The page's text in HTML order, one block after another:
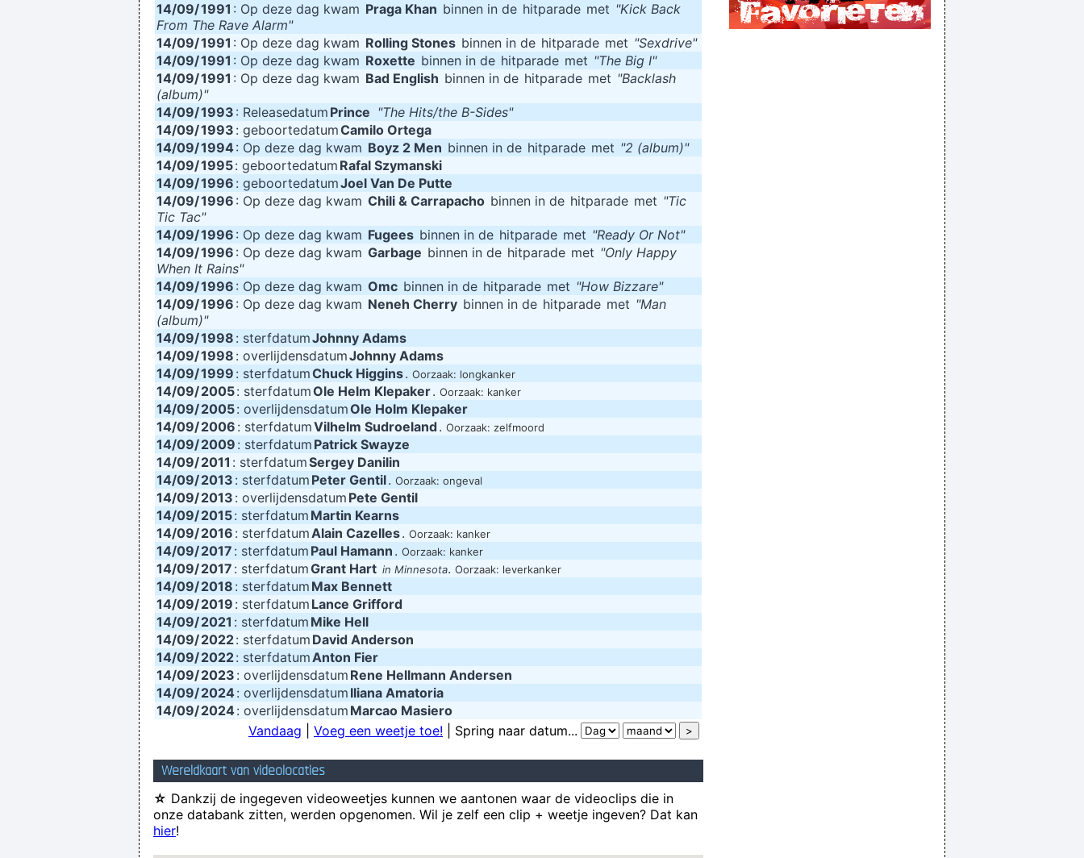
14/09/1991 : Op deze dag kwam Praga Khan binnen in de hitparade met "Kick Back
From The Rave Alarm"
14/09/1991 : Op deze dag kwam Rolling Stones binnen in de hitparade met "Sexdrive"
14/09/1991 : Op deze dag kwam Roxette binnen in de hitparade met "The Big I"
14/09/1991 : Op deze dag kwam Bad English binnen in de hitparade met "Backlash
(album)"
14/09/1993 : Releasedatum Prince "The Hits/the B-Sides"
14/09/1993 : geboortedatumCamilo Ortega
14/09/1994 : Op deze dag kwam Boyz 2 Men binnen in de hitparade met "2 (album)"
14/09/1995: geboortedatum Rafal Szymanski
14/09/1996 : geboortedatumJoel Van De Putte
14/09/1996 : Op deze dag kwam Chili & Carrapacho binnen in de hitparade met "Tic
Tic Tac"
14/09/1996 : Op deze dag kwam Fugees binnen in de hitparade met "Ready Or Not"
14/09/1996 : Op deze dag kwam Garbage binnen in de hitparade met "Only Happy
When It Rains"
14/09/1996 : Op deze dag kwam Omc binnen in de hitparade met "How Bizzare"
14/09/1996 : Op deze dag kwam Neneh Cherry binnen in de hitparade met "Man
(album)"
14/09/1998 : sterfdatumJohnny Adams
14/09/1998 : overlijdensdatumJohnny Adams
14/09/1999 : sterfdatumChuck Higgins. Oorzaak: longkanker
14/09/2005: sterfdatumOle Helm Klepaker. Oorzaak: kanker
14/09/2005: overlijdensdatumOle Holm Klepaker
14/09/2006 : sterfdatumVilhelm Sudroeland. Oorzaak: zelfmoord
14/09/2009 : sterfdatum Patrick Swayze
14/09/2011 : sterfdatumSergey Danilin
14/09/2013 : sterfdatum Peter Gentil. Oorzaak: ongeval
14/09/2013 : overlijdensdatum Pete Gentil
14/09/2015: sterfdatum Martin Kearns
14/09/2016 : sterfdatumAlain Cazelles. Oorzaak: kanker
14/09/2017 : sterfdatum Paul Hamann . Oorzaak: kanker
14/09/2017 : sterfdatumGrant Hart in Minnesota. Oorzaak: leverkanker
14/09/2018 : sterfdatum Max Bennett
14/09/2019 : sterfdatum Lance Grifford
14/09/2021 : sterfdatum Mike Hell
14/09/2022: sterfdatum David Anderson
14/09/2022: sterfdatumAnton Fier
14/09/2023 : overlijdensdatum Rene Hellmann Andersen
14/09/2024 : overlijdensdatum Iliana Amatoria
14/09/2024: overlijdensdatum Marcao Masiero
Vandaag
Voeg een weetje toe! | Spring naar datum...
Wereldkaart van videolocaties
☆ Dankzij de ingegeven videoweetjes kunnen we aantonen waar de videoclips die in
onze databank zitten, werden opgenomen. Wil je zelf een clip + weetje ingeven? Dat kan
hier!